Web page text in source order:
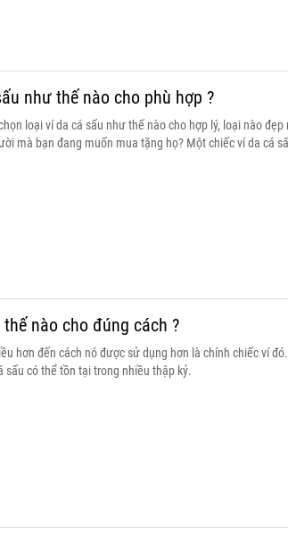
như thế nào cho phù hợp ?
loại ví da cá sấu như thế nào cho hợp lý, loại nào đẹp
mà bạn đang muốn mua tặng họ? Một chiếc ví da cá
nào cho đúng cách ?
hơn đến cách nó được sử dụng hơn là chính chiếc ví
sấu có thể tồn tại trong nhiều thập kỷ.